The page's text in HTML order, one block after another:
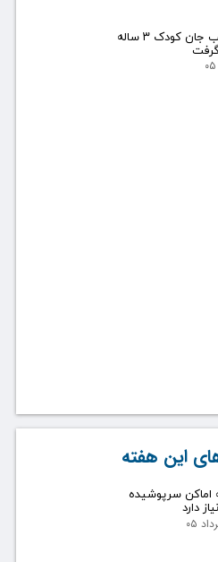
سگ بلاصاحب جان کودک ۳ ساله
اماکن سرپوشیده
دارد
این هفته